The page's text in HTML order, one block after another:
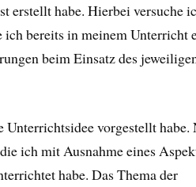
erstellt habe. Hierbei versuche
bereits in meinem Unterricht
beim Einsatz des
Unterrichtsidee vorgestellt habe.
ich mit Ausnahme eines
habe. Das Thema der